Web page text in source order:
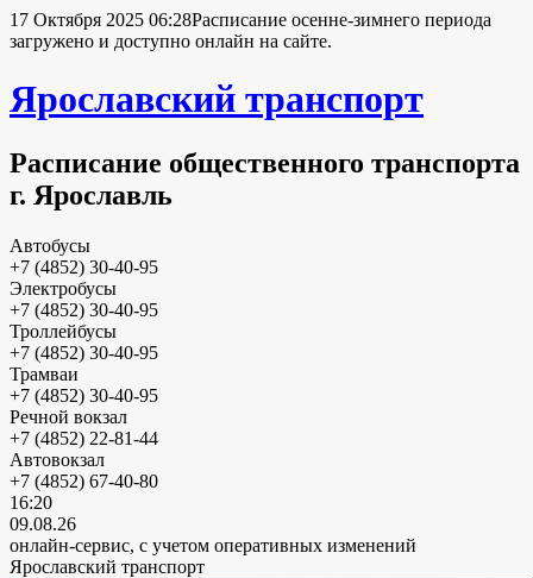
17 Октября 2025 06:28Расписание осенне-зимнего периода
загружено и доступно онлайн на сайте.
Ярославский транспорт
Расписание общественного транспорта
г. Ярославль
Автобусы
+7 (4852) 30-40-95
Электробусы
+7 (4852) 30-40-95
Троллейбусы
+7 (4852) 30-40-95
Трамваи
+7 (4852) 30-40-95
Речной вокзал
+7 (4852) 22-81-44
Автовокзал
+7 (4852) 67-40-80
16:20
09.08.26
онлайн-сервис, с учетом оперативных изменений
Ярославский транспорт